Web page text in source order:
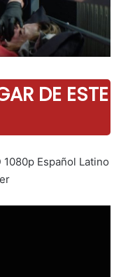
DE ESTE
Español Latino